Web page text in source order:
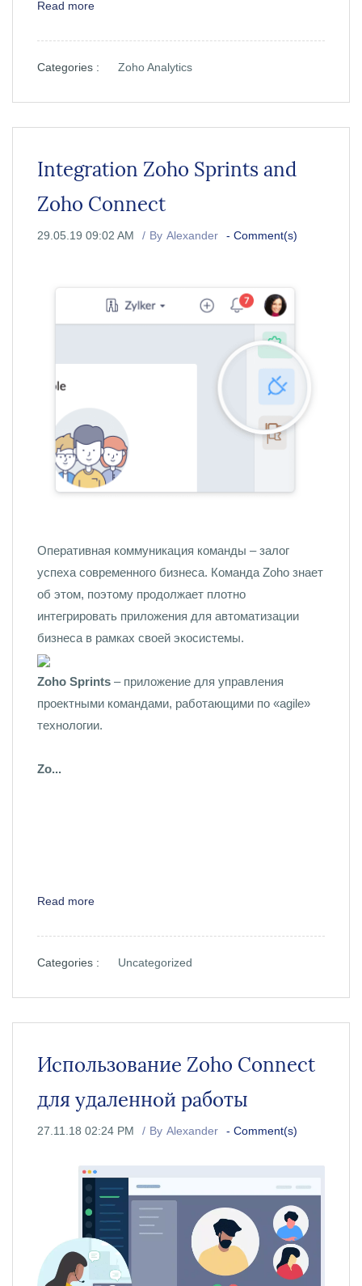
Read more
Categories : Zoho Analytics
Integration Zoho Sprints and
Zoho Connect
29.05.19 09:02 AM By Alexander - Comment(s)
Оперативная коммуникация команды – залог
успеха современного бизнеса. Команда Zoho знает
об этом, поэтому продолжает плотно
интегрировать приложения для автоматизации
бизнеса в рамках своей экосистемы.
Zoho Sprints – приложение для управления
проектными командами, работающими по «agile»
технологии.
Zo...
Read more
Categories : Uncategorized
Использование Zoho Connect
для удаленной работы
27.11.18 02:24 PM By Alexander - Comment(s)